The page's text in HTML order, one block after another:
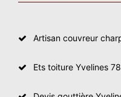
Artisan couvreur
Ets toiture Yvelines 78